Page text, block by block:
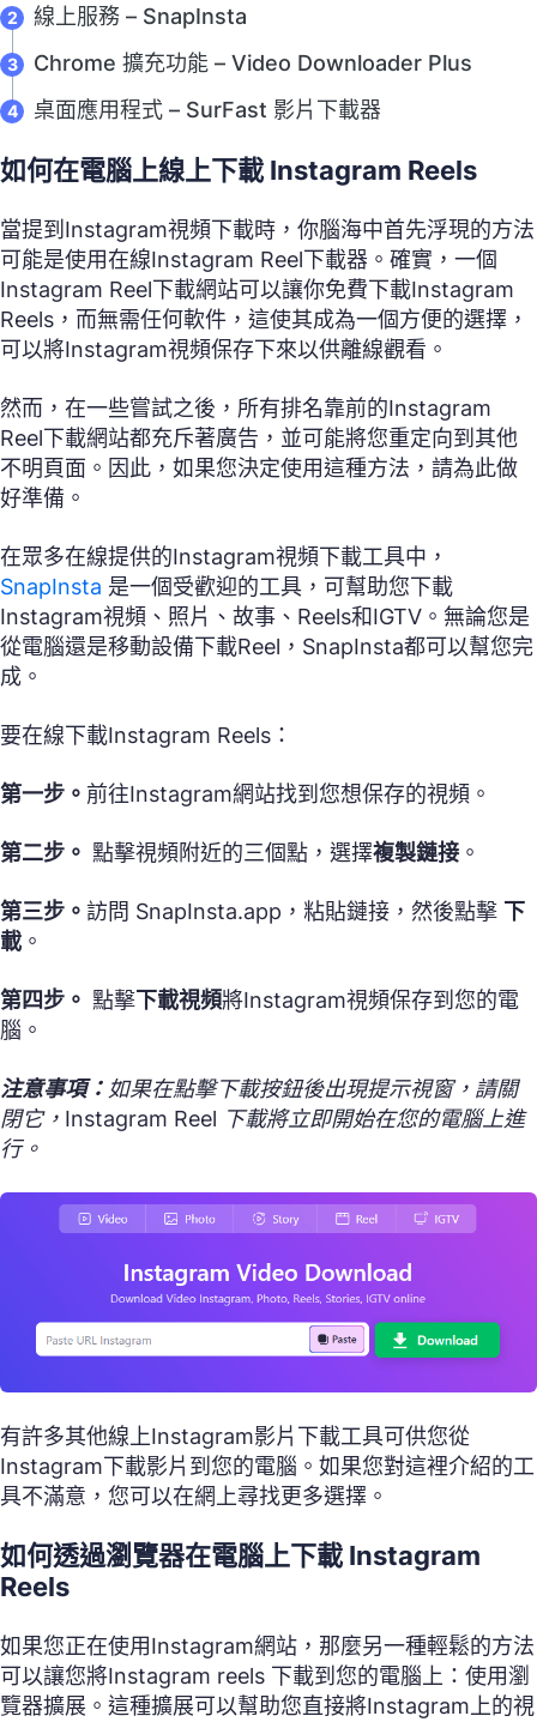
線上服務 – SnapInsta
Chrome 擴充功能 – Video Downloader Plus
桌面應用程式 – SurFast 影片下載器
如何在電腦上線上下載 Instagram Reels
當提到Instagram視頻下載時，你腦海中首先浮現的方法
可能是使用在線Instagram Reel下載器。確實，一個
Instagram Reel下載網站可以讓你免費下載Instagram
Reels，而無需任何軟件，這使其成為一個方便的選擇，
可以將Instagram視頻保存下來以供離線觀看。
然而，在一些嘗試之後，所有排名靠前的Instagram
Reel下載網站都充斥著廣告，並可能將您重定向到其他
不明頁面。因此，如果您決定使用這種方法，請為此做
好準備。
在眾多在線提供的Instagram視頻下載工具中，
SnapInsta 是一個受歡迎的工具，可幫助您下載
Instagram視頻、照片、故事、Reels和IGTV。無論您是
從電腦還是移動設備下載Reel，SnapInsta都可以幫您完
成。
要在線下載Instagram Reels：
第一步。 前往Instagram網站找到您想保存的視頻。
第二步。 點擊視頻附近的三個點，選擇複製鏈接 。
第三步。 訪問 SnapInsta.app，粘貼鏈接，然後點擊 下
載 。
第四步。 點擊下載視頻將Instagram視頻保存到您的電
腦。
注意事項： 如果在點擊下載按鈕後出現提示視窗，請關
閉它，Instagram Reel 下載將立即開始在您的電腦上進
行。
有許多其他線上Instagram影片下載工具可供您從
Instagram下載影片到您的電腦。如果您對這裡介紹的工
具不滿意，您可以在網上尋找更多選擇。
如何透過瀏覽器在電腦上下載 Instagram
Reels
如果您正在使用Instagram網站，那麼另一種輕鬆的方法
可以讓您將Instagram reels 下載到您的電腦上：使用瀏
覽器擴展。這種擴展可以幫助您直接將Instagram上的視